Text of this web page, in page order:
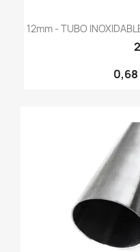
12mm - TUBO